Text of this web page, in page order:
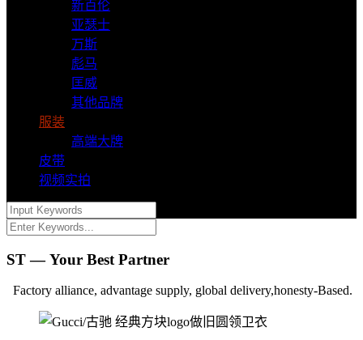
新百伦
亚瑟士
万斯
彪马
匡威
其他品牌
服装
高端大牌
皮带
视频实拍
ST — Your Best Partner
Factory alliance, advantage supply, global delivery,honesty-Based.